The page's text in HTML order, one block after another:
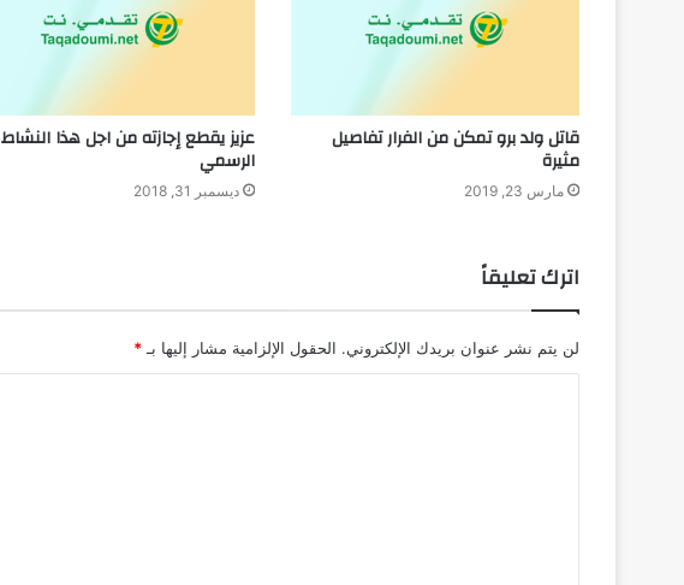
قاتل ولد برو تمكن من الفرار تفاصيل
مثيرة
مارس 23, 2019
عزيز يقطع إجازته من اجل هذا النشاط
الرسمي
ديسمبر 31, 2018
اترك تعليقاً
لن يتم نشر عنوان بريدك الإلكتروني. الحقول الإلزامية مشار إليها بـ *